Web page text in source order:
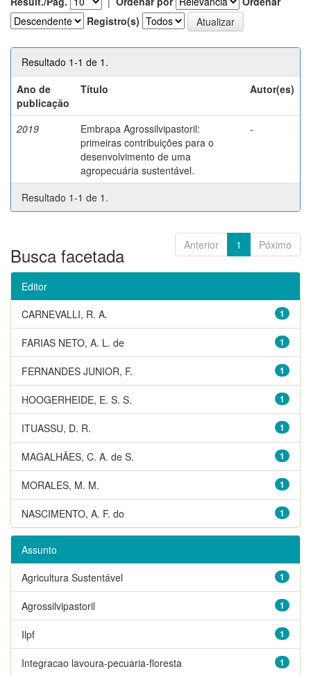
Registro(s)
Resultado 1-1 de 1.
Ano de
publicação
Título Autor(es)
2019
Embrapa Agrossilvipastoril:
primeiras contribuições para o
desenvolvimento de uma
agropecuária sustentável.
-
Resultado 1-1 de 1.
Anterior 1 Póximo
Busca facetada
Editor
1
CARNEVALLI, R. A.
1
FARIAS NETO, A. L. de
1
FERNANDES JUNIOR, F.
1
HOOGERHEIDE, E. S. S.
1
ITUASSU, D. R.
1
MAGALHÃES, C. A. de S.
1
MORALES, M. M.
1
NASCIMENTO, A. F. do
Assunto
1
Agricultura Sustentável
1
Agrossilvipastoril
1
Ilpf
1
Integracao lavoura-pecuaria-floresta